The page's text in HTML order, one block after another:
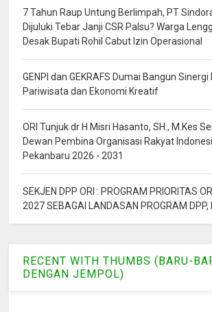
7 Tahun Raup Untung Berlimpah, PT
Dijuluki Tebar Janji CSR Palsu? Warga
Desak Bupati Rohil Cabut Izin Operasional
GENPI dan GEKRAFS Dumai Bangun
Pariwisata dan Ekonomi Kreatif
ORI Tunjuk dr H Misri Hasanto, SH., M.Kes
Dewan Pembina Organisasi Rakyat
Pekanbaru 2026 - 2031
SEKJEN DPP ORI : PROGRAM PRIORITAS
2027 SEBAGAI LANDASAN PROGRAM DPP,
RECENT WITH THUMBS (BARU-
DENGAN JEMPOL)